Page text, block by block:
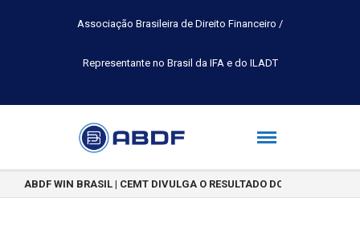
Associação Brasileira de Direito Financeiro /
Representante no Brasil da IFA e do ILADT
ABDF WIN BRASIL | CEMT DIVULGA O RESULTADO DO CONCURSO